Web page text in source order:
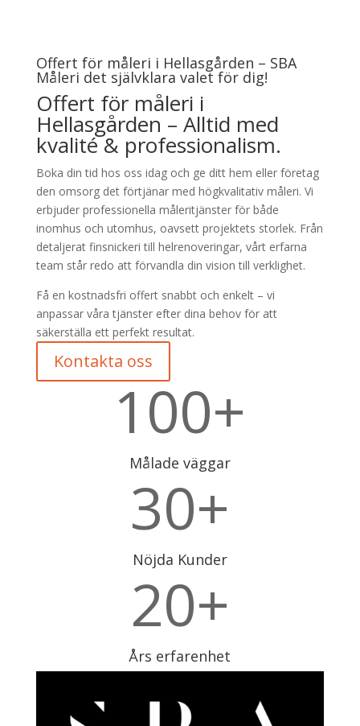
Offert för måleri i Hellasgården – SBA
Måleri det självklara valet för dig!
Offert för måleri i
Hellasgården – Alltid med
kvalité & professionalism.
Boka din tid hos oss idag och ge ditt hem eller företag
den omsorg det förtjänar med högkvalitativ måleri. Vi
erbjuder professionella måleritjänster för både
inomhus och utomhus, oavsett projektets storlek. Från
detaljerat finsnickeri till helrenoveringar, vårt erfarna
team står redo att förvandla din vision till verklighet.
Få en kostnadsfri offert snabbt och enkelt – vi
anpassar våra tjänster efter dina behov för att
säkerställa ett perfekt resultat.
Kontakta oss
100+
Målade väggar
30+
Nöjda Kunder
20+
Års erfarenhet